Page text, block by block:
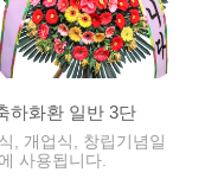
하화환 일반 3단
, 개업식, 창립기념일
사용됩니다.